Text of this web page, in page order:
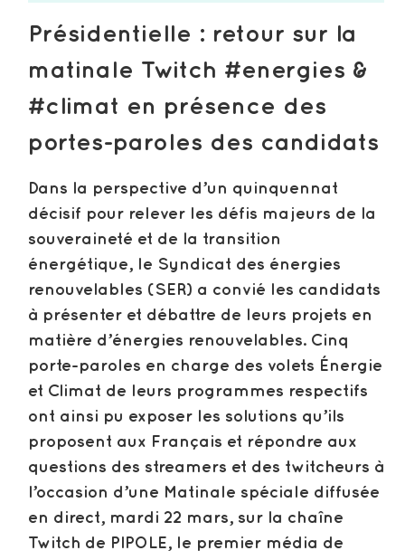
Présidentielle : retour sur la
matinale Twitch #energies &
#climat en présence des
portes-paroles des candidats
Dans la perspective d’un quinquennat
décisif pour relever les défis majeurs de la
souveraineté et de la transition
énergétique, le Syndicat des énergies
renouvelables (SER) a convié les candidats
à présenter et débattre de leurs projets en
matière d’énergies renouvelables. Cinq
porte-paroles en charge des volets Énergie
et Climat de leurs programmes respectifs
ont ainsi pu exposer les solutions qu’ils
proposent aux Français et répondre aux
questions des streamers et des twitcheurs à
l’occasion d’une Matinale spéciale diffusée
en direct, mardi 22 mars, sur la chaîne
Twitch de PIPOLE, le premier média de